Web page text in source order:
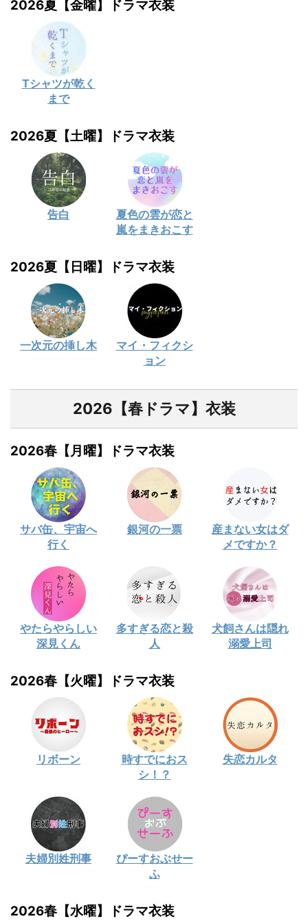
2026夏【金曜】ドラマ衣装
Tシャツが乾く
まで
2026夏【土曜】ドラマ衣装
告白
夏色の雲が恋と
嵐をまきおこす
2026夏【日曜】ドラマ衣装
一次元の挿し木
マイ・フィクシ
ョン
2026【春ドラマ】衣装
2026春【月曜】ドラマ衣装
サバ缶、宇宙へ
行く
銀河の一票
産まない女はダ
メですか？
やたらやらしい
深見くん
多すぎる恋と殺
人
犬飼さんは隠れ
溺愛上司
2026春【火曜】ドラマ衣装
リボーン
時すでにおス
シ！？
失恋カルタ
夫婦別姓刑事
ぴーすおぶせー
ふ
2026春【水曜】ドラマ衣装